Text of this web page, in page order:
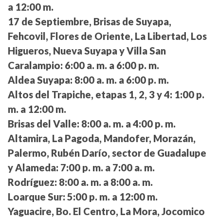
a 12:00 m.
17 de Septiembre, Brisas de Suyapa,
Fehcovil, Flores de Oriente, La Libertad, Los
Higueros, Nueva Suyapa y Villa San
Caralampio: 6:00 a. m. a 6:00 p. m.
Aldea Suyapa: 8:00 a. m. a 6:00 p. m.
Altos del Trapiche, etapas 1, 2, 3 y 4: 1:00 p.
m. a 12:00 m.
Brisas del Valle: 8:00 a. m. a 4:00 p. m.
Altamira, La Pagoda, Mandofer, Morazán,
Palermo, Rubén Darío, sector de Guadalupe
y Alameda: 7:00 p. m. a 7:00 a. m.
Rodríguez: 8:00 a. m. a 8:00 a. m.
Loarque Sur: 5:00 p. m. a 12:00 m.
Yaguacire, Bo. El Centro, La Mora, Jocomico